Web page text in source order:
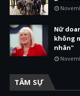
Nữ
không
nhân"
TÂM SỰ